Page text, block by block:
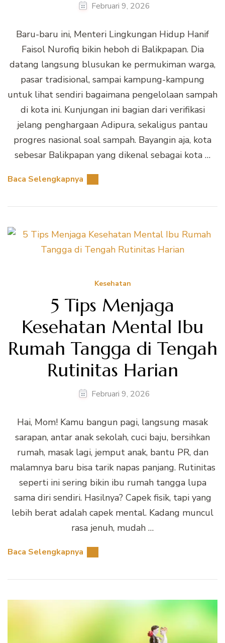
Februari 9, 2026
Baru-baru ini, Menteri Lingkungan Hidup Hanif
Faisol Nurofiq bikin heboh di Balikpapan. Dia
datang langsung blusukan ke permukiman warga,
pasar tradisional, sampai kampung-kampung
untuk lihat sendiri bagaimana pengelolaan sampah
di kota ini. Kunjungan ini bagian dari verifikasi
jelang penghargaan Adipura, sekaligus pantau
progres nasional soal sampah. Bayangin aja, kota
sebesar Balikpapan yang dikenal sebagai kota …
Baca Selengkapnya
Kesehatan
5 Tips Menjaga
Kesehatan Mental Ibu
Rumah Tangga di Tengah
Rutinitas Harian
Februari 9, 2026
Hai, Mom! Kamu bangun pagi, langsung masak
sarapan, antar anak sekolah, cuci baju, bersihkan
rumah, masak lagi, jemput anak, bantu PR, dan
malamnya baru bisa tarik napas panjang. Rutinitas
seperti ini sering bikin ibu rumah tangga lupa
sama diri sendiri. Hasilnya? Capek fisik, tapi yang
lebih berat adalah capek mental. Kadang muncul
rasa jenuh, mudah …
Baca Selengkapnya